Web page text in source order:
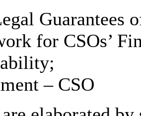
Guarantees
for CSOs’
– CSO